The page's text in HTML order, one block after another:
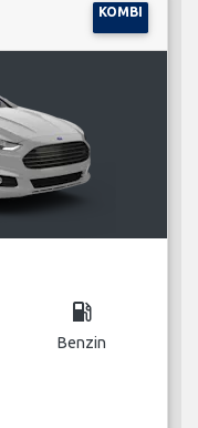
KOMBI
local_gas_station
Benzin